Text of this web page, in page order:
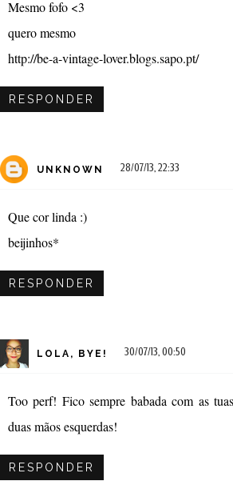
Mesmo fofo <3
quero mesmo
http://be-a-vintage-lover.blogs.sapo.pt/
RESPONDER
UNKNOWN 28/07/13, 22:33
Que cor linda :)
beijinhos*
RESPONDER
LOLA, BYE! 30/07/13, 00:50
Too perf! Fico sempre babada com as
duas mãos esquerdas!
RESPONDER